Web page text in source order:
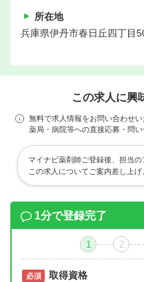
所在地
兵庫県伊丹市春日丘四丁目
この求人に興
無料で求人情報をお問い合わせい
薬局・病院等への直接応募・問
マイナビ薬剤師ご登録後、担当の
この求人についてご案内差し上げ
1分で登録完了
1 2
必須 取得資格